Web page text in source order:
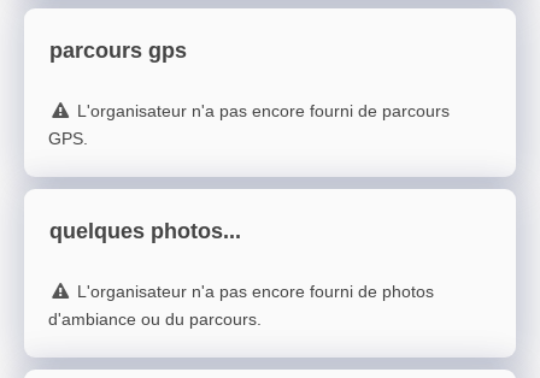
parcours gps
L'organisateur n'a pas encore fourni de parcours
GPS.
quelques photos...
L'organisateur n'a pas encore fourni de photos
d'ambiance ou du parcours.